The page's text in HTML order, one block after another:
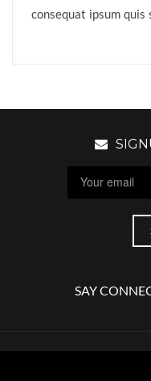
consequat ipsum quis
SAY